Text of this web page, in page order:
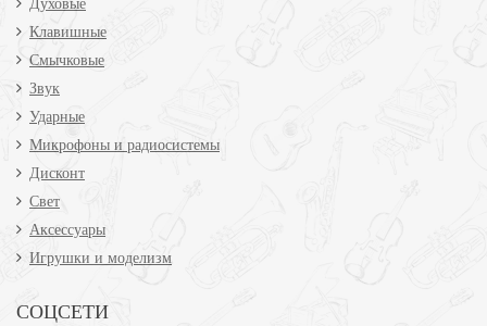
Духовые
Клавишные
Смычковые
Звук
Ударные
Микрофоны и радиосистемы
Дисконт
Свет
Аксессуары
Игрушки и моделизм
СОЦСЕТИ